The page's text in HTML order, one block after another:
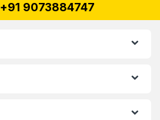
+91 9073884747